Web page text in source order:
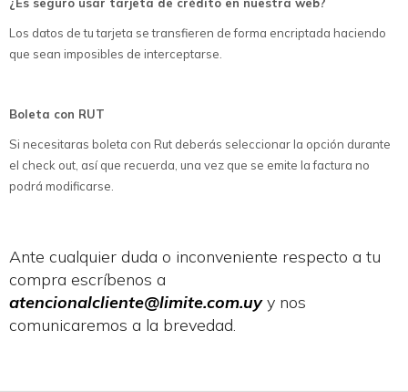
Los datos de tu tarjeta se transfieren de forma encriptada haciendo
que sean imposibles de interceptarse.
Boleta con RUT
Si necesitaras boleta con Rut deberás seleccionar la opción durante
el check out, así que recuerda, una vez que se emite la factura no
podrá modificarse.
Ante cualquier duda o inconveniente respecto a tu
compra escríbenos a
atencionalcliente@limite.com.uy y nos
comunicaremos a la brevedad.